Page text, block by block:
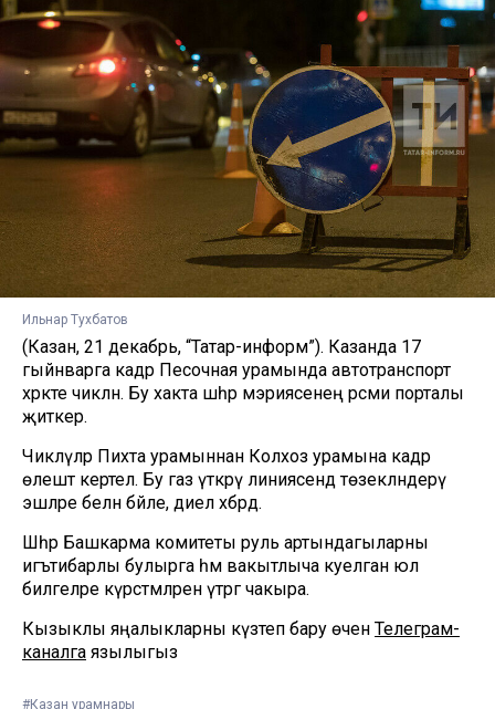
Ильнар Тухбатов
(Казан, 21 декабрь, “Татар-информ”). Казанда 17
гыйнварга кадәр Песочная урамында автотранспорт
хәрәкәте чикләнә. Бу хакта шәһәр мэриясенең рәсми порталы
җиткерә.
Чикләүләр Пихта урамыннан Колхоз урамына кадәр
өлештә кертелә. Бу газ үткәрү линиясендә төзекләндерү
эшләре белән бәйле, диелә хәбәрдә.
Шәһәр Башкарма комитеты руль артындагыларны
игътибарлы булырга һәм вакытлыча куелган юл
билгеләре күрсәтмәләрен үтәргә чакыра.
Кызыклы яңалыкларны күзәтеп бару өчен Телеграм-
каналга язылыгыз
#Казан урамнары